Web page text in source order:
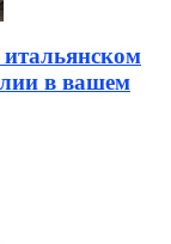
в вашем